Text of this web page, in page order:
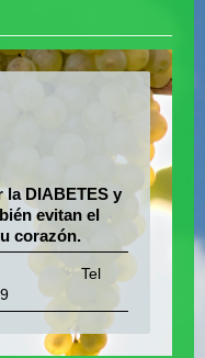
la DIABETES y
evitan el
corazón.
Tel